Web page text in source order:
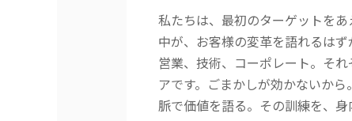
私たちは、最初のターゲットを
中が、お客様の変革を語れるはず
営業、技術、コーポレート。そ
アです。ごまかしが効かないか
脈で価値を語る。その訓練を、身